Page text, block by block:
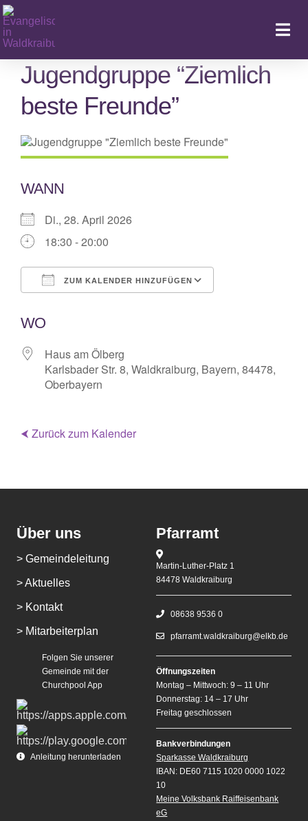
Zum
Inhalt
springen
Jugendgruppe “Ziemlich
beste Freunde”
WANN
Di., 28. April 2026
18:30 - 20:00
ZUM KALENDER HINZUFÜGEN
WO
Haus am Ölberg
Karlsbader Str. 8, Waldkraiburg, Bayern, 84478,
Oberbayern
⮜ Zurück zum Kalender
Über uns
> Gemeindeleitung
> Aktuelles
> Kontakt
> Mitarbeiterplan
Folgen Sie unserer
Gemeinde mit der
Churchpool App
Anleitung herunterladen
Pfarramt
Martin-Luther-Platz 1
84478 Waldkraiburg
08638 9536 0
pfarramt.waldkraiburg@elkb.de
Öffnungszeiten
Montag – Mittwoch: 9 – 11 Uhr
Donnerstag: 14 – 17 Uhr
Freitag geschlossen
Bankverbindungen
Sparkasse Waldkraiburg
IBAN: DE60 7115 1020 0000 1022
10
Meine Volksbank Raiffeisenbank
eG